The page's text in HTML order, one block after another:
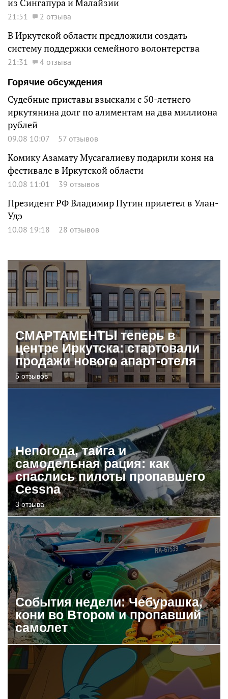
из Сингапура и Малайзии
21:51 2 отзыва
В Иркутской области предложили создать
систему поддержки семейного волонтерства
21:31
4 отзыва
Горячие обсуждения
Судебные приставы взыскали с 50-летнего
иркутянина долг по алиментам на два миллиона
рублей
09.08 10:07 57 отзывов
Комику Азамату Мусагалиеву подарили коня на
фестивале в Иркутской области
10.08 11:01 39 отзывов
Президент РФ Владимир Путин прилетел в Улан-
Удэ
10.08 19:18 28 отзывов
СМАРТАМЕНТЫ теперь в
центре Иркутска: стартовали
продажи нового апарт-отеля
5 отзывов
Непогода, тайга и
самодельная рация: как
спаслись пилоты пропавшего
Cessna
3 отзыва
События недели: Чебурашка,
кони во Втором и пропавший
самолет